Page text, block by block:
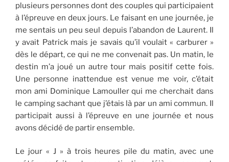
plusieurs personnes dont des couples qui participaient
à l’épreuve en deux jours. Le faisant en une journée, je
me sentais un peu seul depuis l’abandon de Laurent. Il
y avait Patrick mais je savais qu’il voulait « carburer »
dès le départ, ce qui ne me convenait pas. Un matin, le
destin m’a joué un autre tour mais positif cette fois.
Une personne inattendue est venue me voir, c’était
mon ami Dominique Lamouller qui me cherchait dans
le camping sachant que j’étais là par un ami commun. Il
participait aussi à l’épreuve en une journée et nous
avons décidé de partir ensemble.
Le jour « J » à trois heures pile du matin, avec une